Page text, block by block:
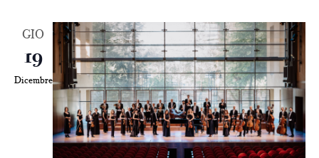
GIO
19
Dicembre